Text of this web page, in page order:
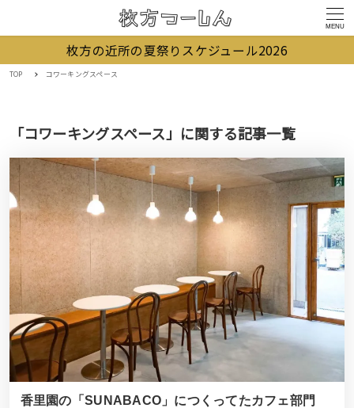
MENU
枚方の近所の夏祭りスケジュール2026
TOP コワーキングスペース
「コワーキングスペース」に関する記事一覧
香里園の「SUNABACO」につくってたカフェ部門